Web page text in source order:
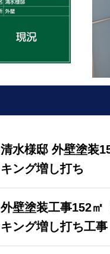
清水様邸 外壁塗装
キング増し打ち
外壁塗装工事152㎡
キング増し打ち工事